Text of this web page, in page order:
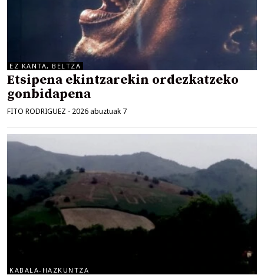
EZ KANTA, BELTZA
Etsipena ekintzarekin ordezkatzeko
gonbidapena
FITO RODRIGUEZ - 2026 abuztuak 7
KABALA-HAZKUNTZA